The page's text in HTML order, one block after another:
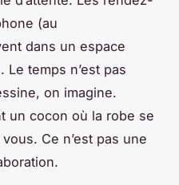
(au
dans un espace
temps n’est pas
on imagine.
un cocon où la robe se
. Ce n’est pas une